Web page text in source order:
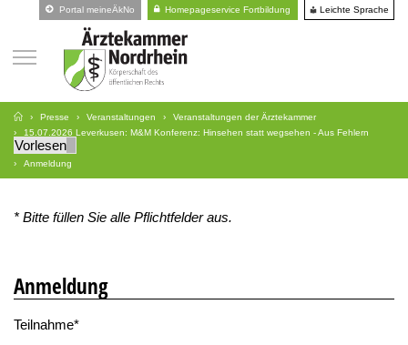
Portal meineÄkNo Homepageservice Fortbildung Leichte Sprache
Presse Veranstaltungen
Veranstaltungen der Ärztekammer
15.07.2026 Leverkusen: M&M Konferenz: Hinsehen statt wegsehen - Aus Fehlern
lernen - Teil 2
Anmeldung
Vorlesen
* Bitte füllen Sie alle Pflichtfelder aus.
Anmeldung
Teilnahme*